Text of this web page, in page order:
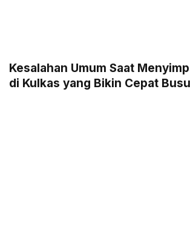
Kesalahan Umum Saat
di Kulkas yang Bikin Cepat